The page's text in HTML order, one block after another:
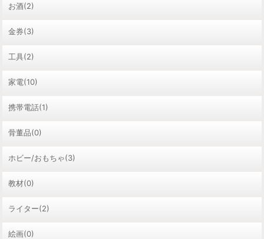
お酒(2)
金券(3)
工具(2)
家電(10)
携帯電話(1)
骨董品(0)
ホビー/おもちゃ(3)
教材(0)
ライター(2)
絵画(0)